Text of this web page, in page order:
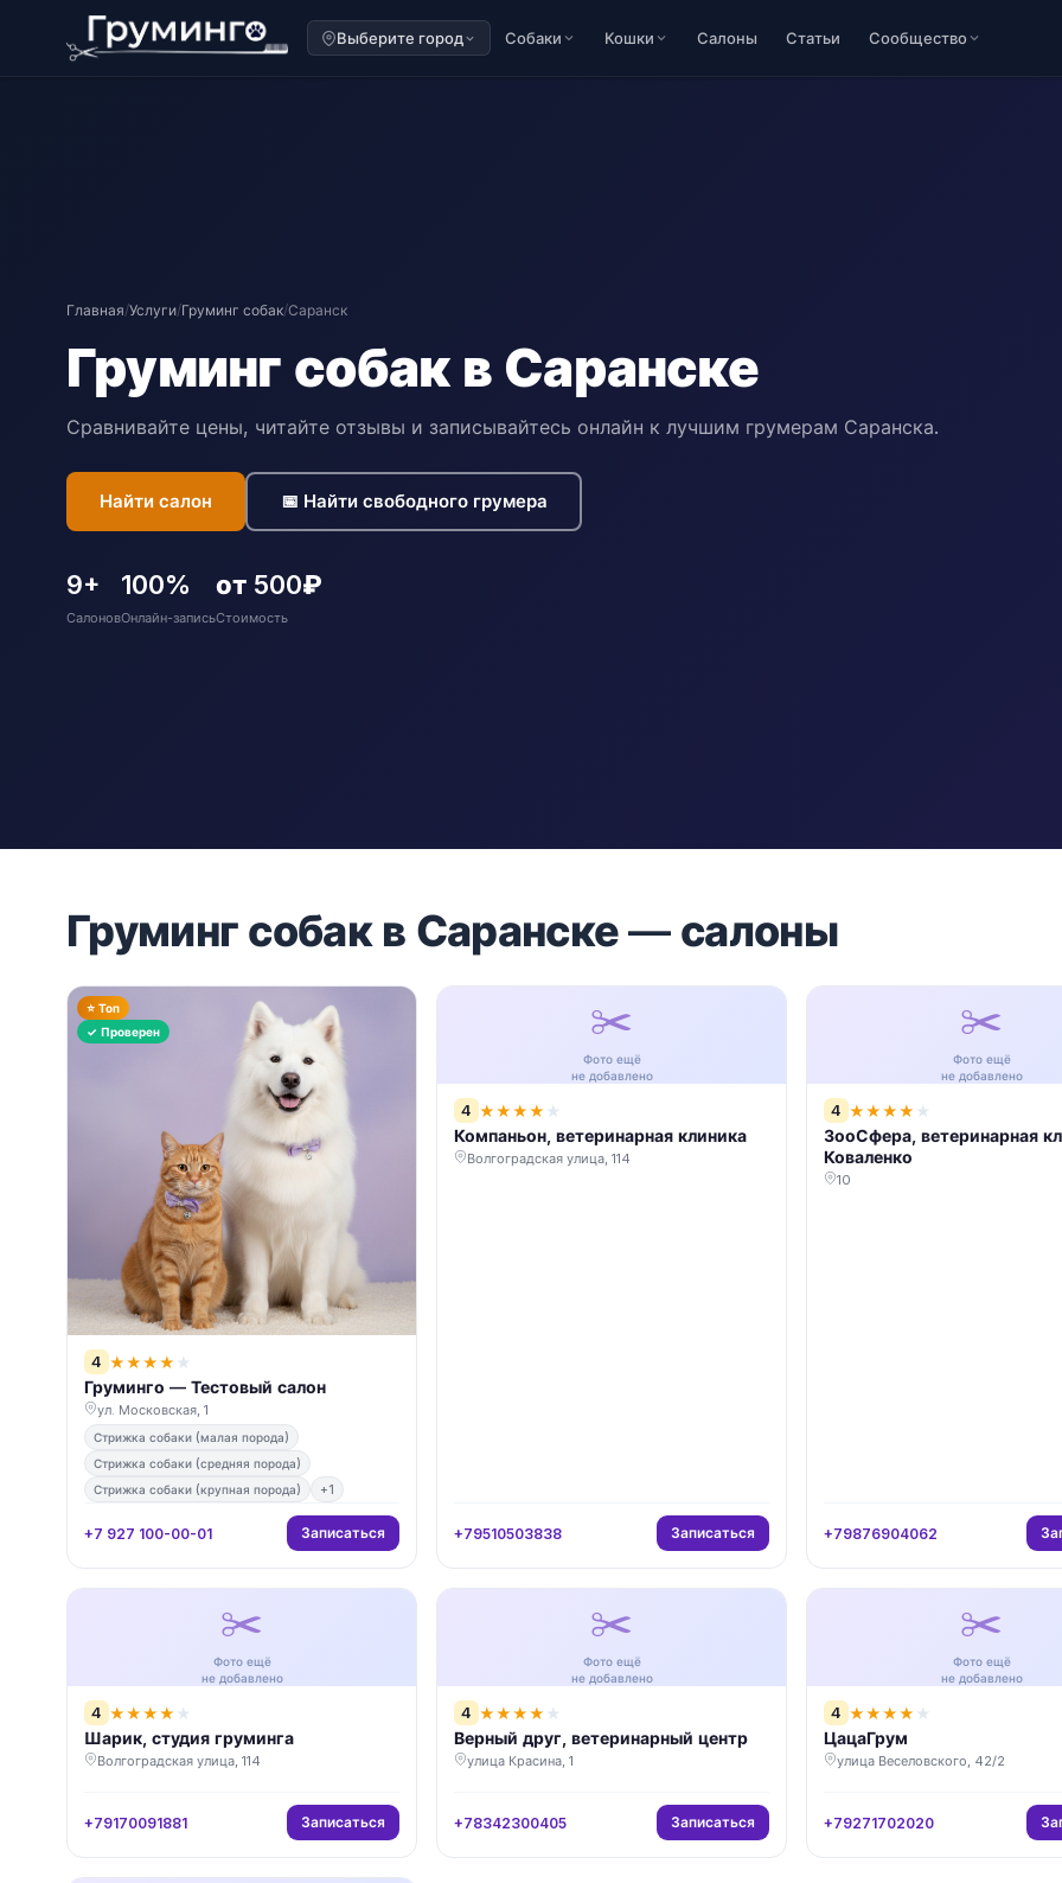
Выберите город Собаки Кошки Салоны Статьи Сообщество
Главная/Услуги/Груминг собак/Саранск
Груминг собак в Саранске
Сравнивайте цены, читайте отзывы и записывайтесь онлайн к лучшим грумерам Саранска.
Найти салон 📅 Найти свободного грумера
9+
Салонов
100%
Онлайн-запись
от 500₽
Стоимость
Груминг собак в Саранске — салоны
⭐ Топ
✓ Проверен
4 ★★★★ ★
Груминго — Тестовый салон
ул. Московская, 1
Стрижка собаки (малая порода)
Стрижка собаки (средняя порода)
Стрижка собаки (крупная порода)
+1
+7 927 100-00-01 Записаться
✂️
Фото ещё
не добавлено
4 ★★★★ ★
Компаньон, ветеринарная клиника
Волгоградская улица, 114
+79510503838 Записаться
✂️
Фото ещё
не добавлено
4 ★★★★ ★
ЗооСфера, ветеринарная
Коваленко
10
+79876904062
✂️
Фото ещё
не добавлено
4 ★★★★ ★
Шарик, студия груминга
Волгоградская улица, 114
+79170091881 Записаться
✂️
Фото ещё
не добавлено
4 ★★★★ ★
Верный друг, ветеринарный центр
улица Красина, 1
+78342300405 Записаться
✂️
Фото ещё
не добавлено
4 ★★★★ ★
ЦацаГрум
улица Веселовского, 42/2
+79271702020